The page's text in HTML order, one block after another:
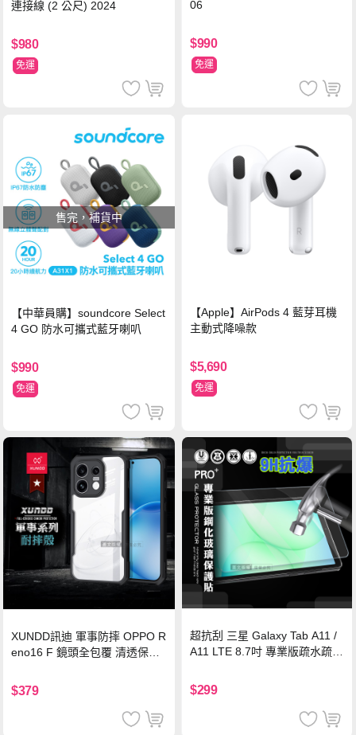
連接線 (2 公尺) 2024
$980
免運
06
$990
免運
售完，補貨中
【中華員購】soundcore Select
4 GO 防水可攜式藍牙喇叭
$990
免運
【Apple】AirPods 4 藍芽耳機
主動式降噪款
$5,690
免運
XUNDD訊迪 軍事防摔 OPPO R
eno16 F 鏡頭全包覆 清透保護
$379
超抗刮 三星 Galaxy Tab A11 /
A11 LTE 8.7吋 專業版疏水疏油
$299